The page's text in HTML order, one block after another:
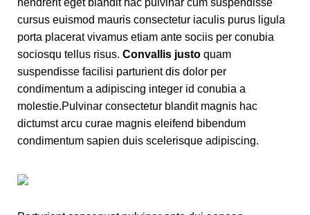
hendrerit eget blandit hac pulvinar cum suspendisse
cursus euismod mauris consectetur iaculis purus ligula
porta placerat vivamus etiam ante sociis per conubia
sociosqu tellus risus. Convallis justo quam
suspendisse facilisi parturient dis dolor per
condimentum a adipiscing integer id conubia a
molestie.Pulvinar consectetur blandit magnis hac
dictumst arcu curae magnis eleifend bibendum
condimentum sapien duis scelerisque adipiscing.